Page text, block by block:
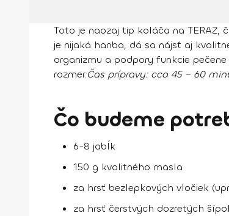
Toto je naozaj tip koláča na TERAZ,
je nijaká hanba, dá sa nájsť aj
organizmu a podpory funkcie
rozmer.Čas prípravy:cca 45 − 60
Čo budeme
6-8 jabĺk
150 g kvalitného masla
za hrsť bezlepkových vločiek
za hrsť čerstvých dozretých